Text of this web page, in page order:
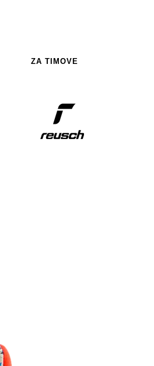
ZA TIMOVE